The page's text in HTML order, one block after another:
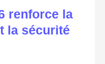
renforce la
la sécurité